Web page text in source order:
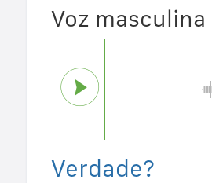
Voz masculina
Verdade?